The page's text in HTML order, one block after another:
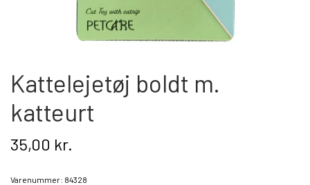
Gavekort
Om os
Kattelejetøj boldt m.
katteurt
35,00 kr.
Varenummer: 84328